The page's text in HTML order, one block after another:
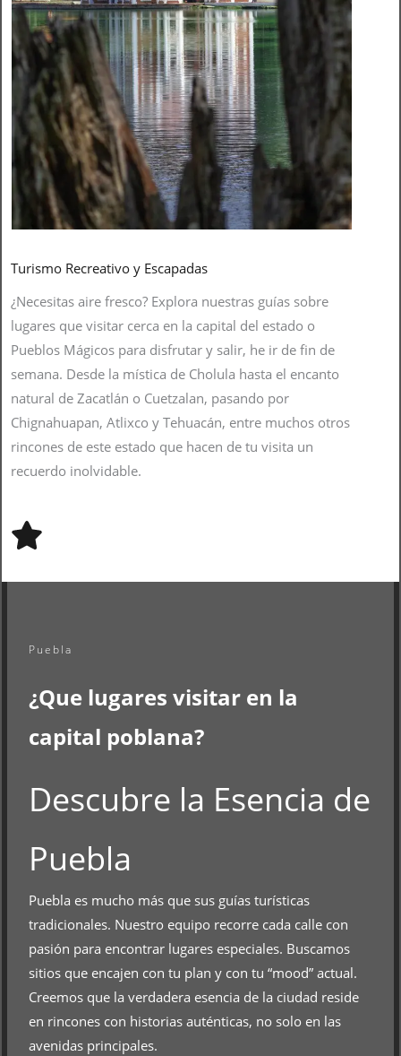
Turismo Recreativo y Escapadas
¿Necesitas aire fresco? Explora nuestras guías sobre
lugares que visitar cerca en la capital del estado o
Pueblos Mágicos para disfrutar y salir, he ir de fin de
semana. Desde la mística de Cholula hasta el encanto
natural de Zacatlán o Cuetzalan, pasando por
Chignahuapan, Atlixco y Tehuacán, entre muchos otros
rincones de este estado que hacen de tu visita un
recuerdo inolvidable.
Puebla
¿Que lugares visitar en la
capital poblana?
Descubre la Esencia de
Puebla
Puebla es mucho más que sus guías turísticas
tradicionales. Nuestro equipo recorre cada calle con
pasión para encontrar lugares especiales. Buscamos
sitios que encajen con tu plan y con tu “mood” actual.
Creemos que la verdadera esencia de la ciudad reside
en rincones con historias auténticas, no solo en las
avenidas principales.